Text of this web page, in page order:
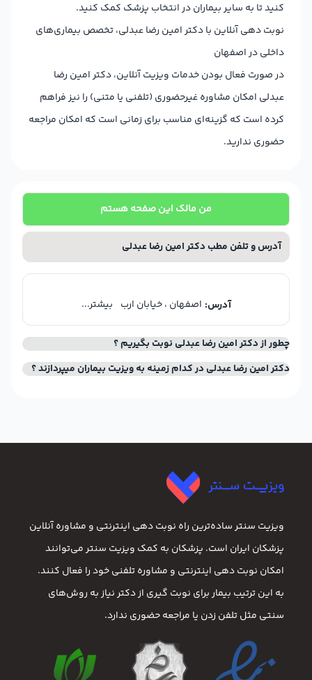
کنید تا به سایر بیماران در انتخاب پزشک کمک کنید.
نوبت دهی آنلاین با دکتر امین رضا عبدلی، تخصص بیماری‌های
داخلی در اصفهان
در صورت فعال بودن خدمات ویزیت آنلاین، دکتر امین رضا
عبدلی امکان مشاوره غیرحضوری (تلفنی یا متنی) را نیز فراهم
کرده است که گزینه‌ای مناسب برای زمانی است که امکان مراجعه
حضوری ندارید.
من مالک این صفحه هستم
آدرس و تلفن مطب دکتر امین رضا عبدلی
آدرس: اصفهان ، خیابان ارب بیشتر...
چطور از دکتر امین رضا عبدلی نوبت بگیریم ؟
دکتر امین رضا عبدلی در کدام زمینه به ویزیت بیماران میپردازند ؟
ویزیت سنتر ساده‌ترین راه نوبت‌ دهی اینترنتی و مشاوره آنلاین
پزشکان ایران است. پزشکان به کمک ویزیت سنتر می‌توانند
امکان نوبت دهی اینترنتی و مشاوره تلفنی خود را فعال کنند.
به این ترتیب بیمار برای نوبت گیری از دکتر نیاز به روش‌های
سنتی مثل تلفن زدن یا مراجعه حضوری ندارد.